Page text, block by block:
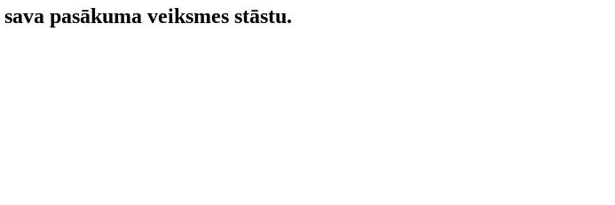
pasākuma veiksmes stāstu.